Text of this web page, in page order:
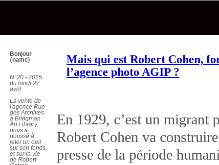
Bonjour
{name}
N°20 - 2015
du lundi 27
avril
La vente de
l'agence Rue
des Archives
à Bridgman
Art Library,
nous a
poussé à
jeter un oeil
sur son fonds,
et sur la vie
de Robert
Mais qui est Robert Cohen,
l’agence photo AGIP ?
En 1929, c’est un migrant
Robert Cohen va
presse de la période